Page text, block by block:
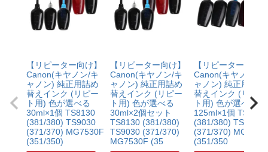
【リピーター向け】
Canon(キヤノン/キ
ャノン) 純正用詰め
替えインク (リピー
ト用) 色が選べる
30ml×1個 TS8130
(381/380) TS9030
(371/370) MG7530F
(351/350)
【リピーター向け】
Canon(キヤノン/キ
ャノン) 純正用詰め
替えインク (リピー
ト用) 色が選べる
30ml×2個セット
TS8130 (381/380)
TS9030 (371/370)
MG7530F (35
【リピーター向け
Canon(キヤノン/キ
ャノン) 純正用詰め
替えインク (リピー
ト用) 色が選べる
125ml×1個 TS8130
(381/380) TS9030
(371/370)
(351/350